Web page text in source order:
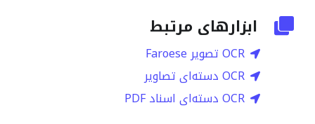
ابزارهای مرتبط
OCR تصویر Faroese
OCR دسته‌ای تصاویر
OCR دسته‌ای اسناد PDF